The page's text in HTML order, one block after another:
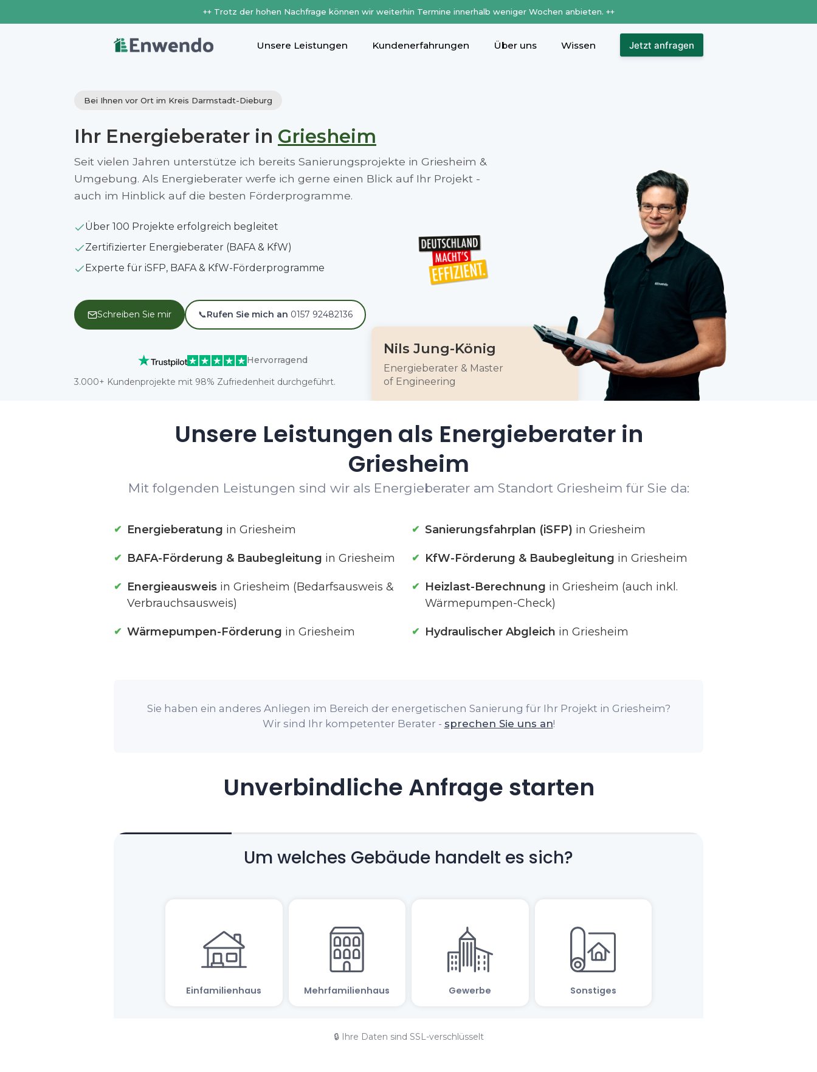
++ Trotz der hohen Nachfrage können wir weiterhin Termine innerhalb weniger Wochen anbieten. ++
Unsere Leistungen Kundenerfahrungen Über uns Wissen Jetzt anfragen
Bei Ihnen vor Ort im Kreis Darmstadt-Dieburg
Ihr Energieberater in Griesheim
Seit vielen Jahren unterstütze ich bereits Sanierungsprojekte in Griesheim &
Umgebung. Als Energieberater werfe ich gerne einen Blick auf Ihr Projekt -
auch im Hinblick auf die besten Förderprogramme.
Über 100 Projekte erfolgreich begleitet
Zertifizierter Energieberater (BAFA & KfW)
Experte für iSFP, BAFA & KfW-Förderprogramme
Schreiben Sie mir 📞Rufen Sie mich an 0157 92482136
Hervorragend
3.000+ Kundenprojekte mit 98% Zufriedenheit durchgeführt.
Nils Jung-König
Energieberater & Master
of Engineering
Unsere Leistungen als Energieberater in
Griesheim
Mit folgenden Leistungen sind wir als Energieberater am Standort Griesheim für Sie da:
Energieberatung in Griesheim Sanierungsfahrplan (iSFP) in Griesheim
BAFA-Förderung & Baubegleitung in Griesheim KfW-Förderung & Baubegleitung in Griesheim
Energieausweis in Griesheim (Bedarfsausweis &
Verbrauchsausweis)
Heizlast-Berechnung in Griesheim (auch inkl.
Wärmepumpen-Check)
Wärmepumpen-Förderung in Griesheim Hydraulischer Abgleich in Griesheim
Sie haben ein anderes Anliegen im Bereich der energetischen Sanierung für Ihr Projekt in Griesheim?
Wir sind Ihr kompetenter Berater - sprechen Sie uns an!
Unverbindliche Anfrage starten
🔒 Ihre Daten sind SSL-verschlüsselt